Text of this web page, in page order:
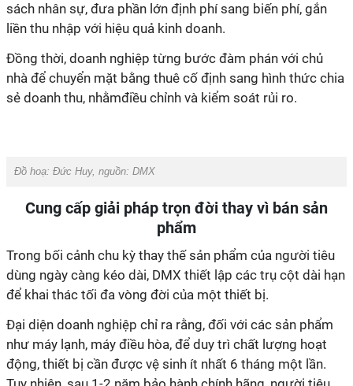
sách nhân sự, đưa phần lớn định phí sang biến phí, gắn
liền thu nhập với hiệu quả kinh doanh.
Đồng thời, doanh nghiệp từng bước đàm phán với chủ
nhà để chuyển mặt bằng thuê cố định sang hình thức chia
sẻ doanh thu, nhằmđiều chỉnh và kiểm soát rủi ro.
Đồ hoạ: Đức Huy, nguồn: DMX
Cung cấp giải pháp trọn đời thay vì bán sản
phẩm
Trong bối cảnh chu kỳ thay thế sản phẩm của người tiêu
dùng ngày càng kéo dài, DMX thiết lập các trụ cột dài hạn
để khai thác tối đa vòng đời của một thiết bị.
Đại diện doanh nghiệp chỉ ra rằng, đối với các sản phẩm
như máy lạnh, máy điều hòa, để duy trì chất lượng hoạt
động, thiết bị cần được vệ sinh ít nhất 6 tháng một lần.